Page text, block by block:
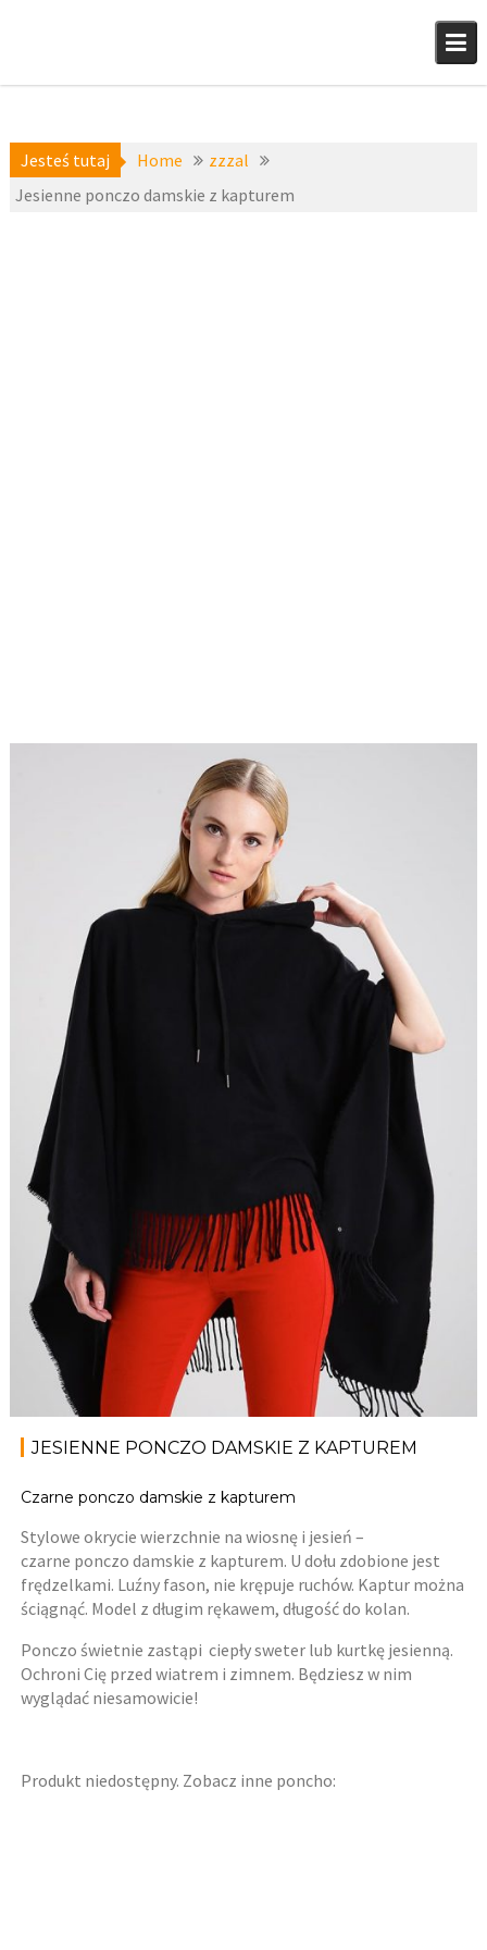
Jesteś tutaj Home
zzzal
Jesienne ponczo damskie z kapturem
JESIENNE PONCZO DAMSKIE Z KAPTUREM
Czarne ponczo damskie z kapturem
Stylowe okrycie wierzchnie na wiosnę i jesień –
czarne ponczo damskie z kapturem. U dołu zdobione jest
frędzelkami. Luźny fason, nie krępuje ruchów. Kaptur można
ściągnąć. Model z długim rękawem, długość do kolan.
Ponczo świetnie zastąpi ciepły sweter lub kurtkę jesienną.
Ochroni Cię przed wiatrem i zimnem. Będziesz w nim
wyglądać niesamowicie!
Produkt niedostępny. Zobacz inne poncho: